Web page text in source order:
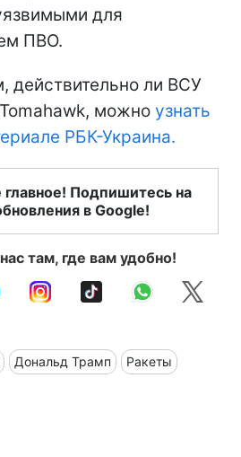
для
ПВО.
действительно ли ВСУ
можно узнать
РБК-Украина.
главное! Подпишитесь на
в Google!
там, где вам удобно!
Дональд Трамп Ракеты